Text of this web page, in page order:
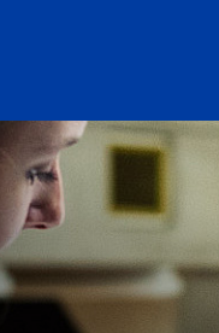
Hamburg